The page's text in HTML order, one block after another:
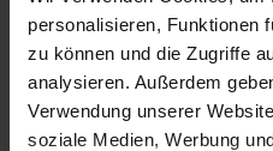
personalisieren, Funktionen
zu können und die Zugriffe
analysieren. Außerdem
Verwendung unserer
soziale Medien, Werbung